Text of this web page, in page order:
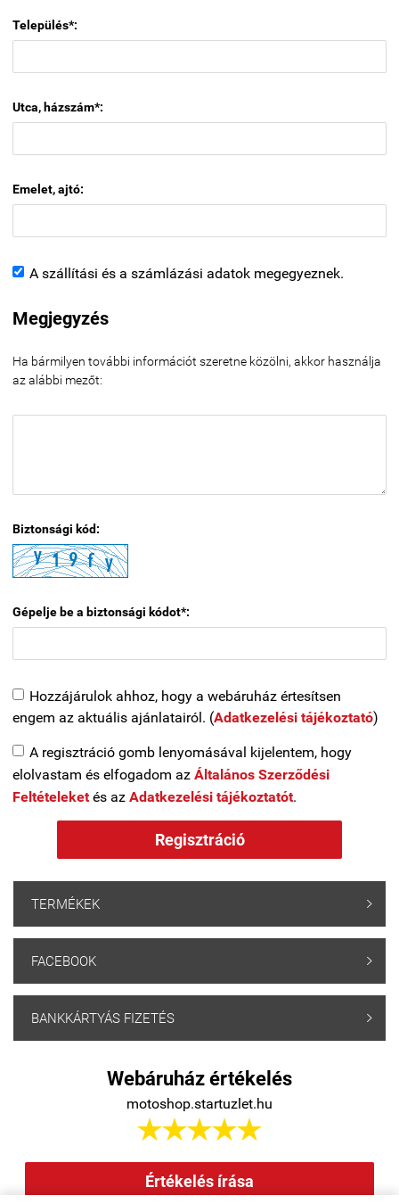
Település*:
Utca, házszám*:
Emelet, ajtó:
A szállítási és a számlázási adatok megegyeznek.
Megjegyzés
Ha bármilyen további információt szeretne közölni, akkor használja
az alábbi mezőt:
Biztonsági kód:
Gépelje be a biztonsági kódot*:
Hozzájárulok ahhoz, hogy a webáruház értesítsen
engem az aktuális ajánlatairól. (Adatkezelési tájékoztató)
A regisztráció gomb lenyomásával kijelentem, hogy
elolvastam és elfogadom az Általános Szerződési
Feltételeket és az Adatkezelési tájékoztatót.
Regisztráció
TERMÉKEK 
FACEBOOK 
BANKKÁRTYÁS FIZETÉS 
Webáruház értékelés
motoshop.startuzlet.hu

Értékelés írása